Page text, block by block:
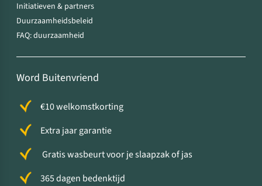
Initiatieven & partners
Duurzaamheidsbeleid
FAQ: duurzaamheid
Word Buitenvriend
€10 welkomstkorting
Extra jaar garantie
Gratis wasbeurt voor je slaapzak of jas
365 dagen bedenktijd